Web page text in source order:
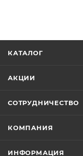
КАТАЛОГ
АКЦИИ
СОТРУДНИЧЕСТВО
КОМПАНИЯ
ИНФОРМАЦИЯ